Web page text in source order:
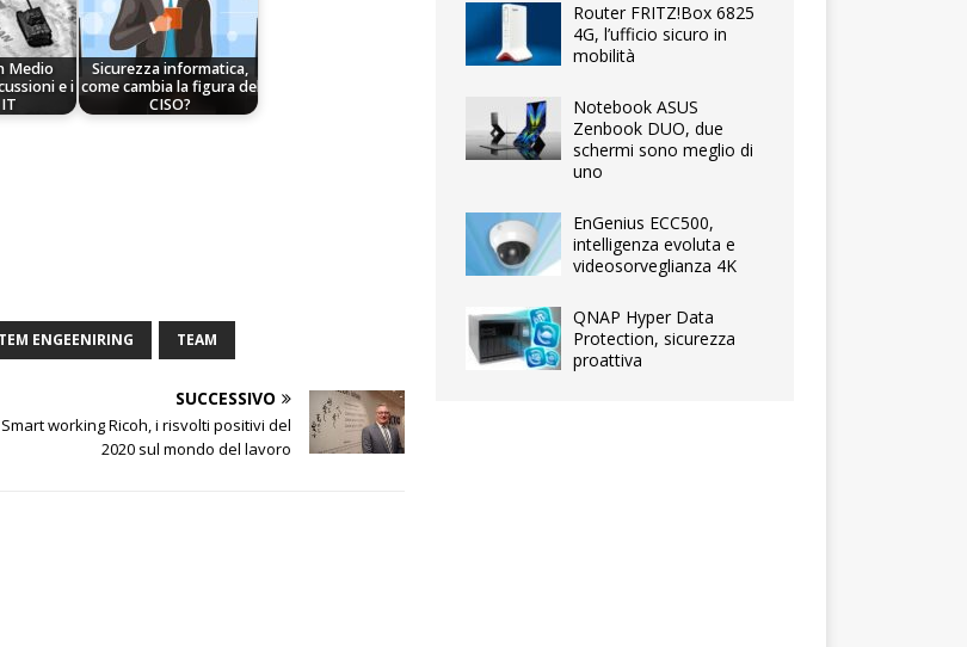
Medio
e i
Sicurezza informatica,
come cambia la figura del
CISO?
ENGEENIRING TEAM
SUCCESSIVO
Smart working Ricoh, i risvolti positivi del
2020 sul mondo del lavoro
Router FRITZ!Box 6825
4G, l’ufficio sicuro in
mobilità
Notebook ASUS
Zenbook DUO, due
schermi sono meglio di
uno
EnGenius ECC500,
intelligenza evoluta e
videosorveglianza 4K
QNAP Hyper Data
Protection, sicurezza
proattiva